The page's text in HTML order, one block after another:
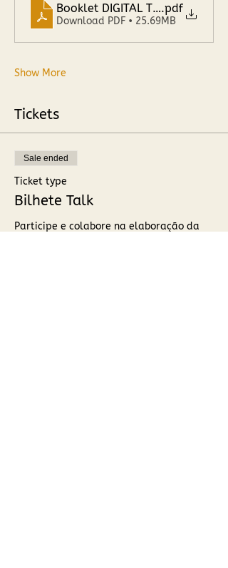
Booklet DIGITAL TALK_ Sintra
.pdf
Download PDF • 25.69MB
Show More
Tickets
Sale ended
Ticket type
Bilhete Talk
Participe e colabore na elaboração da